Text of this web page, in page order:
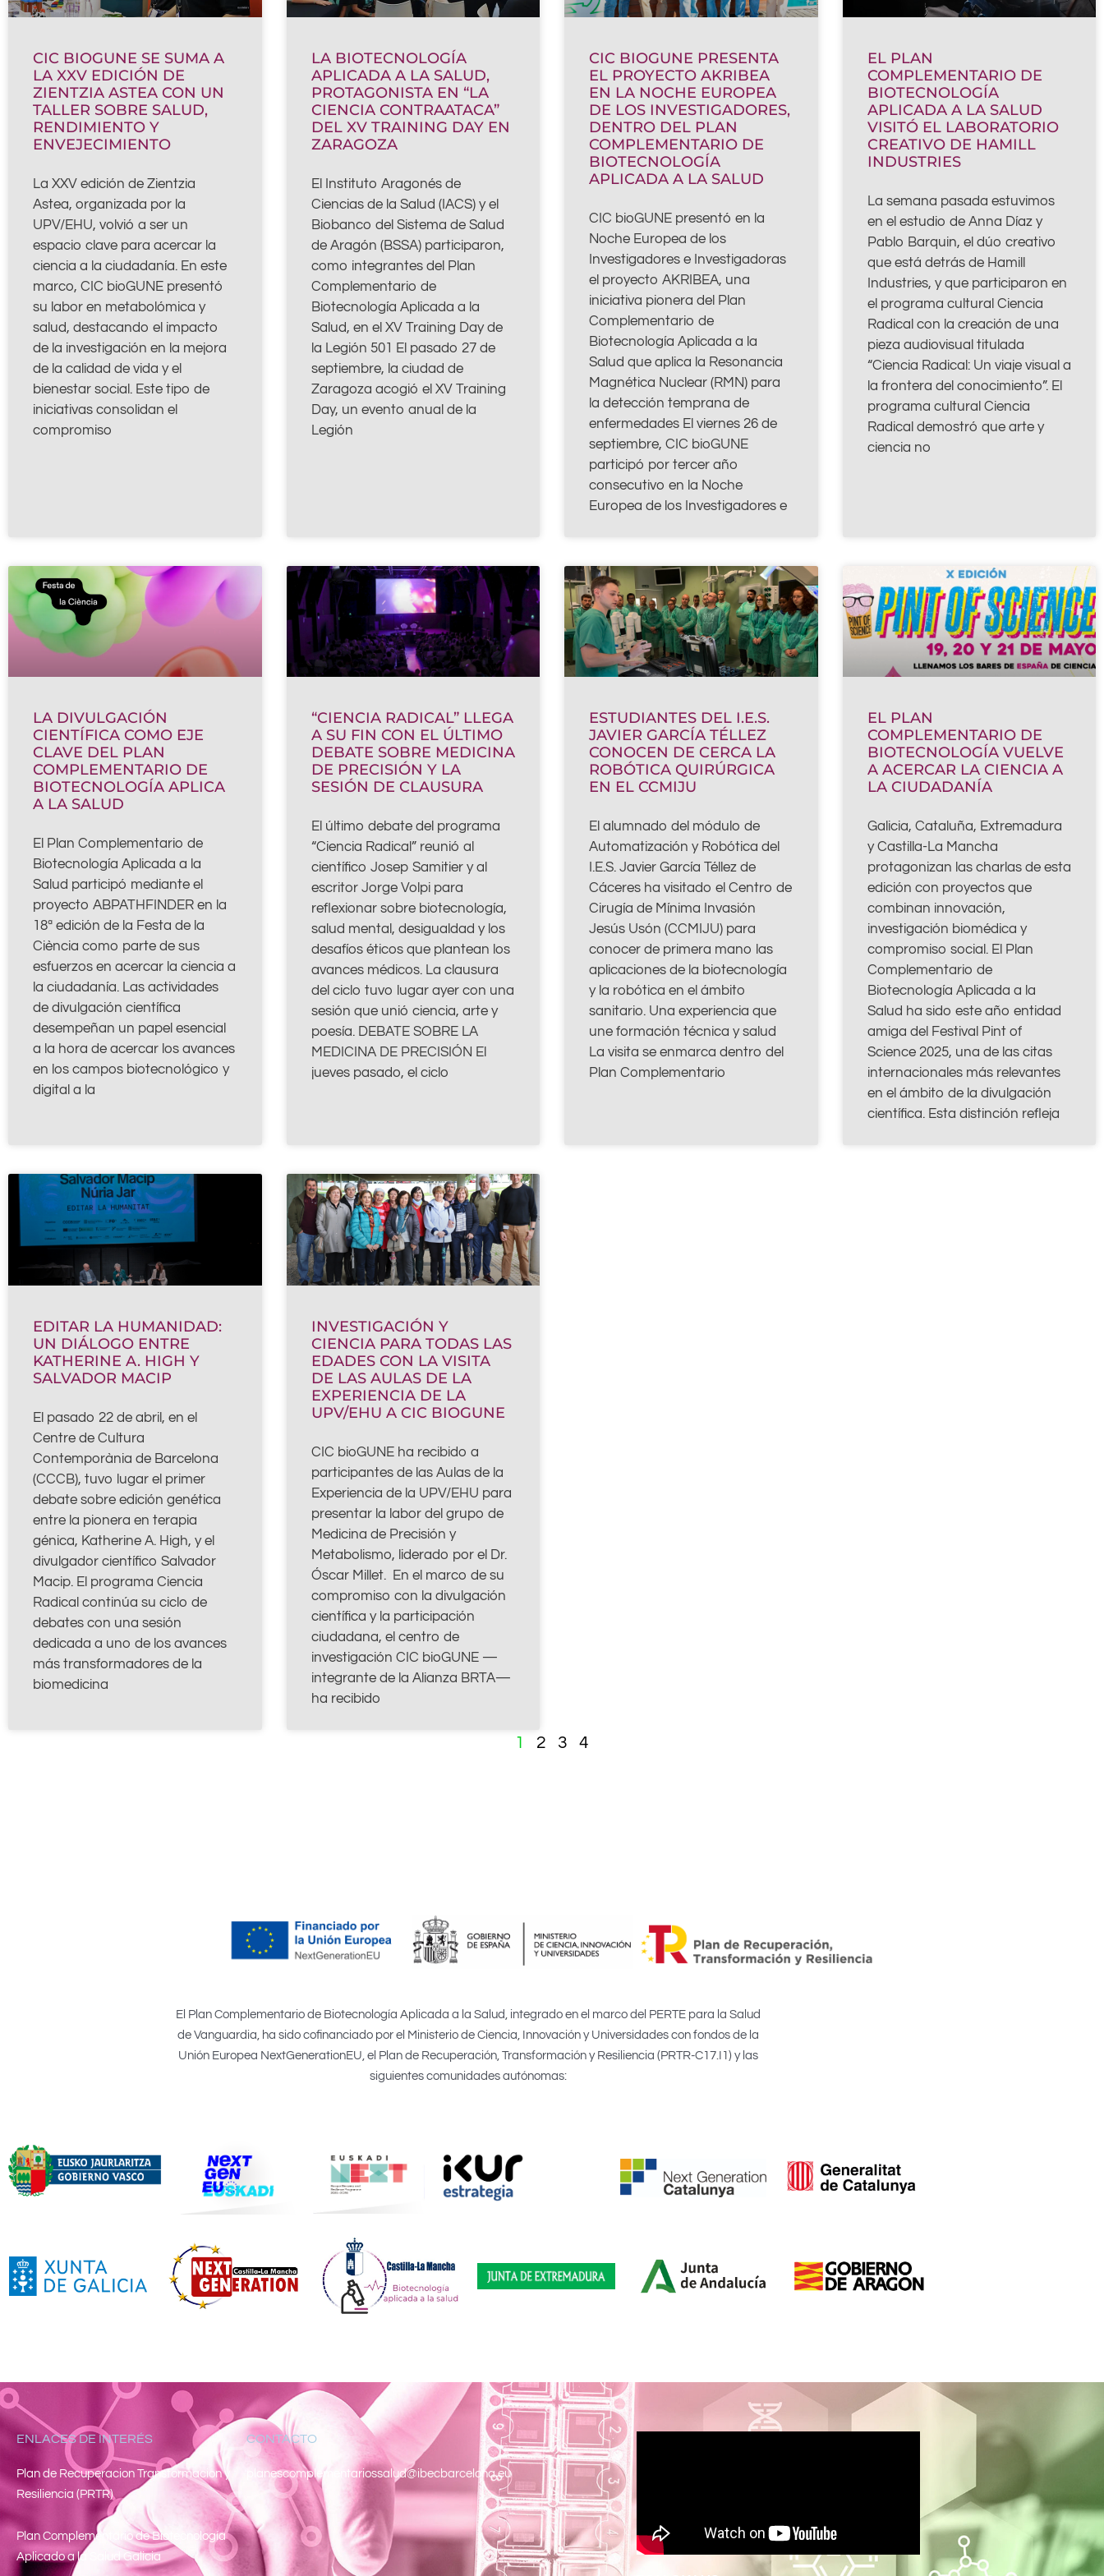
CIC BIOGUNE SE SUMA A
LA XXV EDICIÓN DE
ZIENTZIA ASTEA CON UN
TALLER SOBRE SALUD,
RENDIMIENTO Y
ENVEJECIMIENTO
La XXV edición de Zientzia
Astea, organizada por la
UPV/EHU, volvió a ser un
espacio clave para acercar la
ciencia a la ciudadanía. En este
marco, CIC bioGUNE presentó
su labor en metabolómica y
salud, destacando el impacto
de la investigación en la mejora
de la calidad de vida y el
bienestar social. Este tipo de
iniciativas consolidan el
compromiso
LA BIOTECNOLOGÍA
APLICADA A LA SALUD,
PROTAGONISTA EN “LA
CIENCIA CONTRAATACA”
DEL XV TRAINING DAY EN
ZARAGOZA
El Instituto Aragonés de
Ciencias de la Salud (IACS) y el
Biobanco del Sistema de Salud
de Aragón (BSSA) participaron,
como integrantes del Plan
Complementario de
Biotecnología Aplicada a la
Salud, en el XV Training Day de
la Legión 501 El pasado 27 de
septiembre, la ciudad de
Zaragoza acogió el XV Training
Day, un evento anual de la
Legión
CIC BIOGUNE PRESENTA
EL PROYECTO AKRIBEA
EN LA NOCHE EUROPEA
DE LOS INVESTIGADORES,
DENTRO DEL PLAN
COMPLEMENTARIO DE
BIOTECNOLOGÍA
APLICADA A LA SALUD
CIC bioGUNE presentó en la
Noche Europea de los
Investigadores e Investigadoras
el proyecto AKRIBEA, una
iniciativa pionera del Plan
Complementario de
Biotecnología Aplicada a la
Salud que aplica la Resonancia
Magnética Nuclear (RMN) para
la detección temprana de
enfermedades El viernes 26 de
septiembre, CIC bioGUNE
participó por tercer año
consecutivo en la Noche
Europea de los Investigadores e
EL PLAN
COMPLEMENTARIO DE
BIOTECNOLOGÍA
APLICADA A LA SALUD
VISITÓ EL LABORATORIO
CREATIVO DE HAMILL
INDUSTRIES
La semana pasada estuvimos
en el estudio de Anna Díaz y
Pablo Barquin, el dúo creativo
que está detrás de Hamill
Industries, y que participaron en
el programa cultural Ciencia
Radical con la creación de una
pieza audiovisual titulada
“Ciencia Radical: Un viaje visual a
la frontera del conocimiento”. El
programa cultural Ciencia
Radical demostró que arte y
ciencia no
LA DIVULGACIÓN
CIENTÍFICA COMO EJE
CLAVE DEL PLAN
COMPLEMENTARIO DE
BIOTECNOLOGÍA APLICA
A LA SALUD
El Plan Complementario de
Biotecnología Aplicada a la
Salud participó mediante el
proyecto ABPATHFINDER en la
18ª edición de la Festa de la
Ciència como parte de sus
esfuerzos en acercar la ciencia a
la ciudadanía. Las actividades
de divulgación científica
desempeñan un papel esencial
a la hora de acercar los avances
en los campos biotecnológico y
digital a la
“CIENCIA RADICAL” LLEGA
A SU FIN CON EL ÚLTIMO
DEBATE SOBRE MEDICINA
DE PRECISIÓN Y LA
SESIÓN DE CLAUSURA
El último debate del programa
“Ciencia Radical” reunió al
científico Josep Samitier y al
escritor Jorge Volpi para
reflexionar sobre biotecnología,
salud mental, desigualdad y los
desafíos éticos que plantean los
avances médicos. La clausura
del ciclo tuvo lugar ayer con una
sesión que unió ciencia, arte y
poesía. DEBATE SOBRE LA
MEDICINA DE PRECISIÓN El
jueves pasado, el ciclo
ESTUDIANTES DEL I.E.S.
JAVIER GARCÍA TÉLLEZ
CONOCEN DE CERCA LA
ROBÓTICA QUIRÚRGICA
EN EL CCMIJU
El alumnado del módulo de
Automatización y Robótica del
I.E.S. Javier García Téllez de
Cáceres ha visitado el Centro de
Cirugía de Mínima Invasión
Jesús Usón (CCMIJU) para
conocer de primera mano las
aplicaciones de la biotecnología
y la robótica en el ámbito
sanitario. Una experiencia que
une formación técnica y salud
La visita se enmarca dentro del
Plan Complementario
EL PLAN
COMPLEMENTARIO DE
BIOTECNOLOGÍA VUELVE
A ACERCAR LA CIENCIA A
LA CIUDADANÍA
Galicia, Cataluña, Extremadura
y Castilla-La Mancha
protagonizan las charlas de esta
edición con proyectos que
combinan innovación,
investigación biomédica y
compromiso social. El Plan
Complementario de
Biotecnología Aplicada a la
Salud ha sido este año entidad
amiga del Festival Pint of
Science 2025, una de las citas
internacionales más relevantes
en el ámbito de la divulgación
científica. Esta distinción refleja
EDITAR LA HUMANIDAD:
UN DIÁLOGO ENTRE
KATHERINE A. HIGH Y
SALVADOR MACIP
El pasado 22 de abril, en el
Centre de Cultura
Contemporània de Barcelona
(CCCB), tuvo lugar el primer
debate sobre edición genética
entre la pionera en terapia
génica, Katherine A. High, y el
divulgador científico Salvador
Macip. El programa Ciencia
Radical continúa su ciclo de
debates con una sesión
dedicada a uno de los avances
más transformadores de la
biomedicina
INVESTIGACIÓN Y
CIENCIA PARA TODAS LAS
EDADES CON LA VISITA
DE LAS AULAS DE LA
EXPERIENCIA DE LA
UPV/EHU A CIC BIOGUNE
CIC bioGUNE ha recibido a
participantes de las Aulas de la
Experiencia de la UPV/EHU para
presentar la labor del grupo de
Medicina de Precisión y
Metabolismo, liderado por el Dr.
Óscar Millet. En el marco de su
compromiso con la divulgación
científica y la participación
ciudadana, el centro de
investigación CIC bioGUNE —
integrante de la Alianza BRTA—
ha recibido
1 2 3 4
El Plan Complementario de Biotecnología Aplicada a la Salud, integrado en el marco del PERTE para la Salud
de Vanguardia, ha sido cofinanciado por el Ministerio de Ciencia, Innovación y Universidades con fondos de la
Unión Europea NextGenerationEU, el Plan de Recuperación, Transformación y Resiliencia (PRTR-C17.I1) y las
siguientes comunidades autónomas:
ENLACES DE INTERÉS
Pl an de Recuperacion Transformacion y
Resiliencia (PRTR)
Plan Complementario de Biotecnología
Aplicado a la Salud Galicia
CONTACTO
planescomplementariossalud@ibecbarcelona.eu